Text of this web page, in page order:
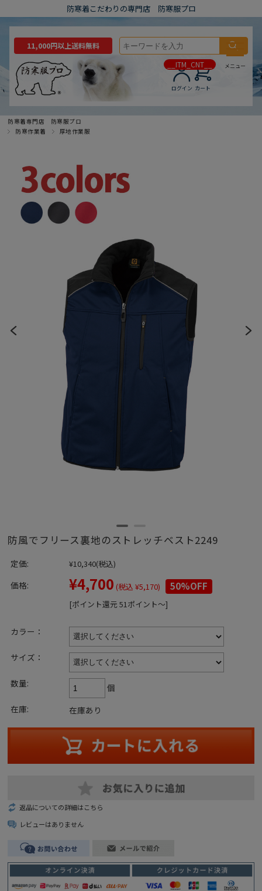
防寒着こだわりの専門店 防寒服プロ
ログイン
__ITM_CNT__
カート
メニュー
11,000円以上送料無料
防寒着専門店 防寒服プロ
防寒作業着
厚地作業服
防風でフリース裏地のストレッチベスト2249
定価: ¥10,340(税込)
価格: ¥4,700 (税込 ¥5,170) 50%OFF
[ポイント還元 51ポイント～]
カラー：
サイズ：
数量:
個
在庫:
在庫あり
返品についての詳細はこちら
レビューはありません